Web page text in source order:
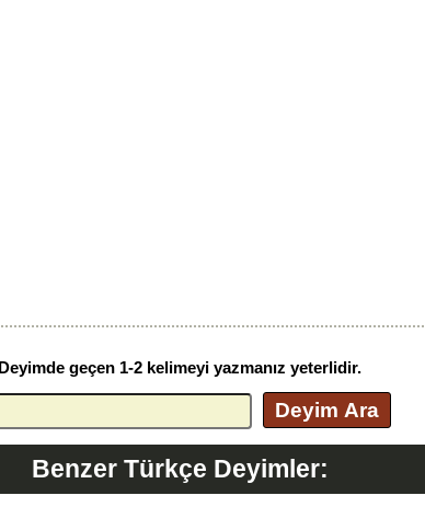
Deyimde geçen 1-2 kelimeyi yazmanız yeterlidir.
Deyim Ara
Benzer Türkçe Deyimler: